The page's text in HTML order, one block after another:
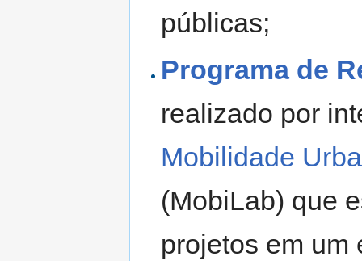
públicas;
Programa de
realizado por
Mobilidade
(MobiLab) que
projetos em um